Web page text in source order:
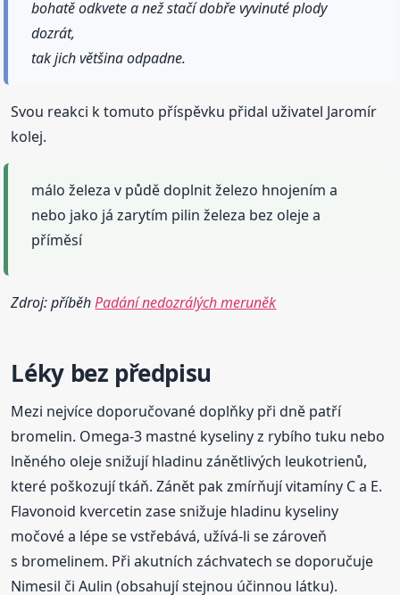
bohatě odkvete a než stačí dobře vyvinuté plody
dozrát,
tak jich většina odpadne.
Svou reakci k tomuto příspěvku přidal uživatel Jaromír
kolej.
málo železa v půdě doplnit železo hnojením a
nebo jako já zarytím pilin železa bez oleje a
příměsí
Zdroj: příběhPadání nedozrálých meruněk
Léky bez předpisu
Mezi nejvíce doporučované doplňky při dně patří
bromelin. Omega-3 mastné kyseliny z rybího tuku nebo
lněného oleje snižují hladinu zánětlivých leukotrienů,
které poškozují tkáň. Zánět pak zmírňují vitamíny C a E.
Flavonoid kvercetin zase snižuje hladinu kyseliny
močové a lépe se vstřebává, užívá-li se zároveň
s bromelinem. Při akutních záchvatech se doporučuje
Nimesil či Aulin (obsahují stejnou účinnou látku).